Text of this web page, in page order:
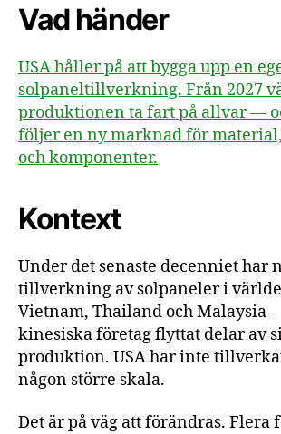
Vad händer
USA håller på att bygga upp en
solpaneltillverkning. Från 2027
produktionen ta fart på allvar —
följer en ny marknad för
och komponenter.
Kontext
Under det senaste decenniet har
tillverkning av solpaneler i
Vietnam, Thailand och Malaysia
kinesiska företag flyttat delar av
produktion. USA har inte
någon större skala.
Det är på väg att förändras.